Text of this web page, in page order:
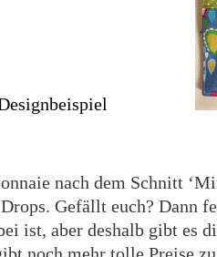
nach dem Schnitt
Gefällt euch? Dann
ist, aber deshalb gibt es